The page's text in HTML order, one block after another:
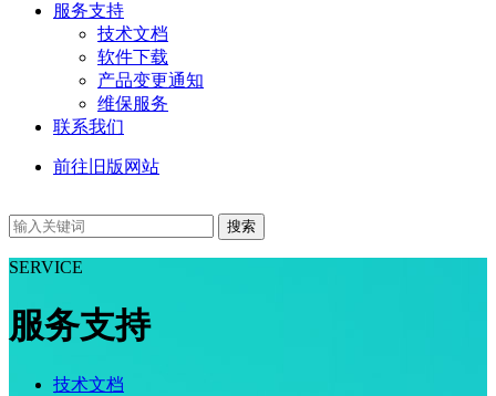
服务支持
技术文档
软件下载
产品变更通知
维保服务
联系我们
前往旧版网站
搜索
SERVICE
服务支持
技术文档